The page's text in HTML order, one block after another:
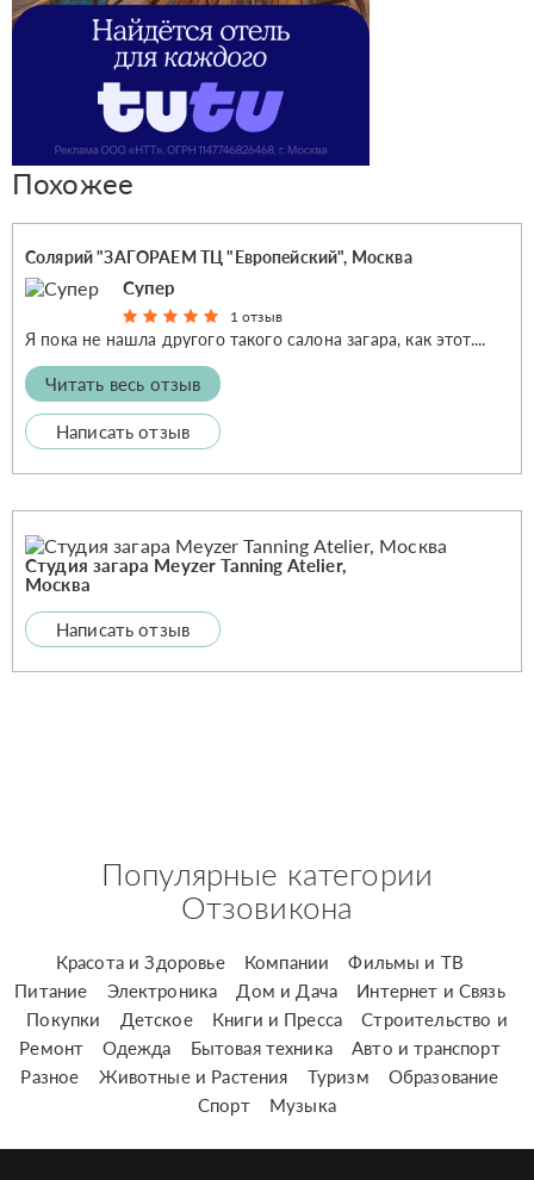
Похожее
Солярий "ЗАГОРАЕМ ТЦ "Европейский", Москва
Супер
1 отзыв
Я пока не нашла другого такого салона загара, как этот....
Читать весь отзыв
Написать отзыв
Студия загара Meyzer Tanning Atelier,
Москва
Написать отзыв
Популярные категории
Отзовикона
Красота и Здоровье Компании
Фильмы и ТВ
Питание
Электроника Дом и Дача
Интернет и Связь
Покупки
Детское Книги и Пресса
Строительство и
Ремонт
Одежда Бытовая техника
Авто и транспорт
Разное
Животные и Растения Туризм
Образование
Спорт
Музыка